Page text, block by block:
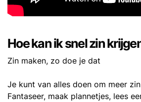
Hoe kan ik snel zin
Zin maken, zo doe je dat
Je kunt van alles doen om meer
Fantaseer, maak plannetjes, lees